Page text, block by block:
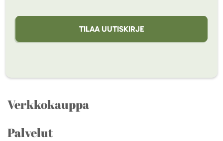
TILAA UUTISKIRJE
Verkkokauppa
Palvelut